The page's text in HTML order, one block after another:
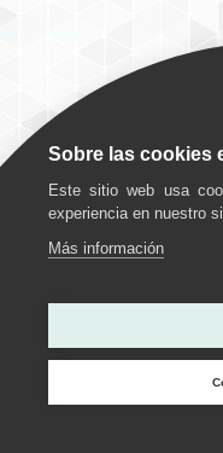
Utilizamos cookies
Puedes aprender
desactivarlas en los
Sobre las cookies
Este sitio web usa
experiencia en nuestro
Más información